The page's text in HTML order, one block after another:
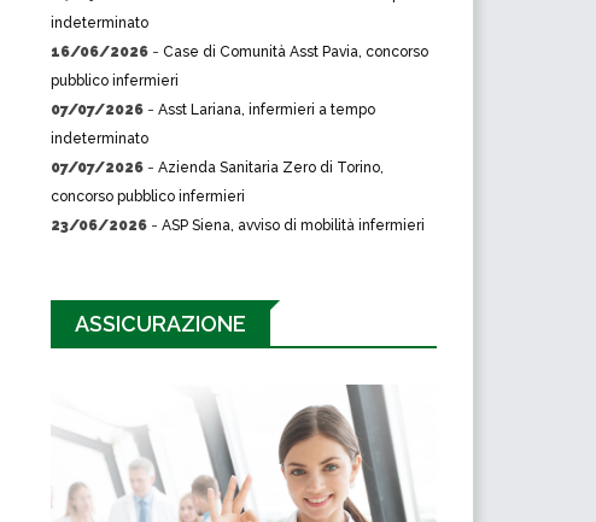
indeterminato
16/06/2026 - Case di Comunità Asst Pavia, concorso
pubblico infermieri
07/07/2026 - Asst Lariana, infermieri a tempo
indeterminato
07/07/2026 - Azienda Sanitaria Zero di Torino,
concorso pubblico infermieri
23/06/2026 - ASP Siena, avviso di mobilità infermieri
ASSICURAZIONE